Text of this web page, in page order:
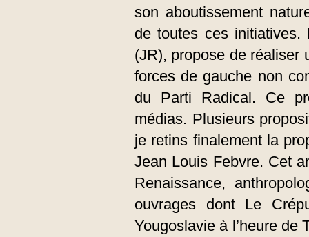
son aboutissement
de toutes ces initiatives.
(JR), propose de réaliser
forces de gauche non
du Parti Radical. Ce
médias. Plusieurs
je retins finalement la
Jean Louis Febvre. Cet
Renaissance,
ouvrages dont Le
Yougoslavie à l’heure de